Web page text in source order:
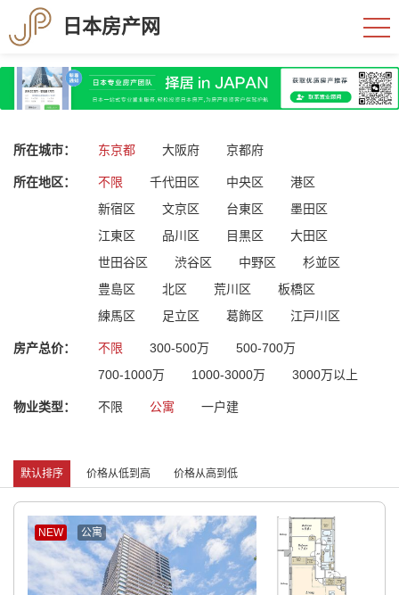
日本房产网
所在城市： 东京都 大阪府 京都府
所在地区： 不限 千代田区 中央区
港区
新宿区
文京区 台東区
墨田区
江東区
品川区 目黒区
大田区
世田谷区
渋谷区 中野区
杉並区
豊島区
北区 荒川区
板橋区
練馬区
足立区 葛飾区 江戸川区
房产总价： 不限 300-500万
500-700万
700-1000万
1000-3000万 3000万以上
物业类型： 不限 公寓 一户建
默认排序 价格从低到高 价格从高到低
NEW 公寓